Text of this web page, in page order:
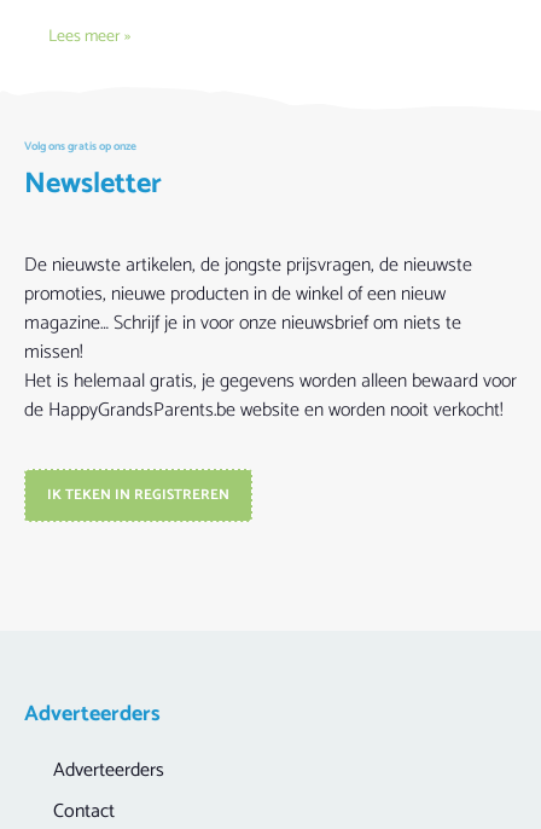
Lees meer »
Volg ons gratis op onze
Newsletter
De nieuwste artikelen, de jongste prijsvragen, de nieuwste
promoties, nieuwe producten in de winkel of een nieuw
magazine… Schrijf je in voor onze nieuwsbrief om niets te
missen!
Het is helemaal gratis, je gegevens worden alleen bewaard voor
de HappyGrandsParents.be website en worden nooit verkocht!
IK TEKEN IN REGISTREREN
Adverteerders
Adverteerders
Contact